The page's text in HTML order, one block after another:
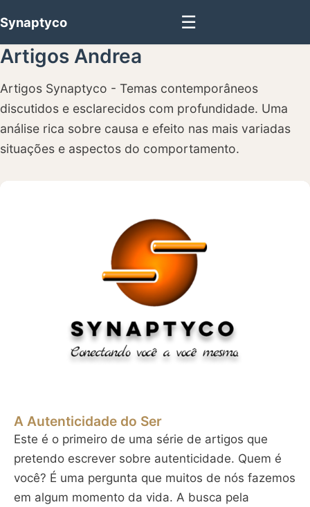
Synaptyco ☰
Artigos Andrea
Artigos Synaptyco - Temas contemporâneos
discutidos e esclarecidos com profundidade. Uma
análise rica sobre causa e efeito nas mais variadas
situações e aspectos do comportamento.
A Autenticidade do Ser
Este é o primeiro de uma série de artigos que
pretendo escrever sobre autenticidade. Quem é
você? É uma pergunta que muitos de nós fazemos
em algum momento da vida. A busca pela